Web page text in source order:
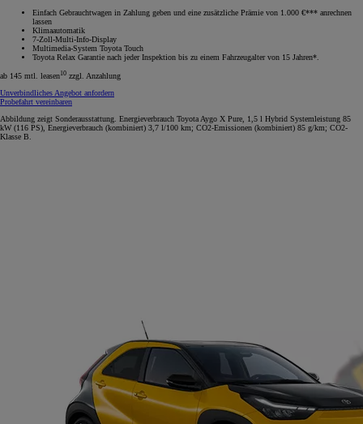
Einfach Gebrauchtwagen in Zahlung geben und eine zusätzliche Prämie von 1.000 €*** anrechnen
lassen
Klimaautomatik
7-Zoll-Multi-Info-Display
Multimedia-System Toyota Touch
Toyota Relax Garantie nach jeder Inspektion bis zu einem Fahrzeugalter von 15 Jahren*.
ab 145 mtl. leasen10 zzgl. Anzahlung
Unverbindliches Angebot anfordern
Probefahrt vereinbaren
Abbildung zeigt Sonderausstattung. Energieverbrauch Toyota Aygo X Pure, 1,5 l Hybrid Systemleistung 85
kW (116 PS), Energieverbrauch (kombiniert) 3,7 l/100 km; CO2-Emissionen (kombiniert) 85 g/km; CO2-
Klasse B.